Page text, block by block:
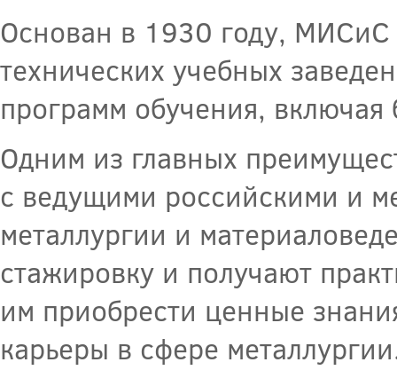
Основан в 1930 году, МИСиС
технических учебных
программ обучения, включая
Одним из главных
с ведущими российскими и
металлургии и
стажировку и получают
им приобрести ценные
карьеры в сфере